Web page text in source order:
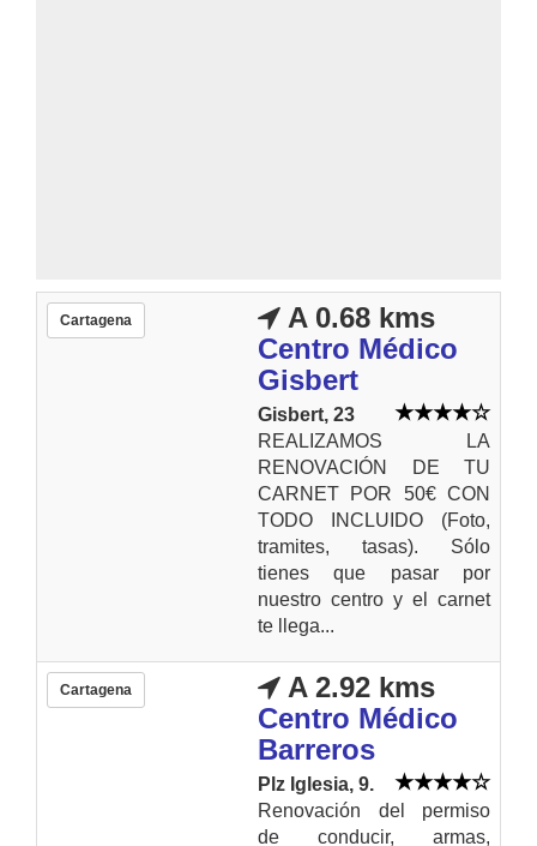
Cartagena
A 0.68 kms
Centro Médico
Gisbert
Gisbert, 23
REALIZAMOS LA
RENOVACIÓN DE TU
CARNET POR 50€ CON
TODO INCLUIDO (Foto,
tramites, tasas). Sólo
tienes que pasar por
nuestro centro y el carnet
te llega...
Cartagena
A 2.92 kms
Centro Médico
Barreros
Plz Iglesia, 9.
Renovación del permiso
de conducir, armas,